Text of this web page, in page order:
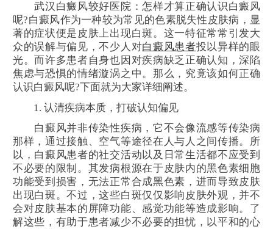
武汉白癜风较好医院：怎样才算正确认识白癜风
呢?白癜风作为一种较为常见的色素脱失性皮肤病，显
著的症状便是皮肤上出现白斑。这一特征常常引发大
众的误解与偏见，不少人对白癜风患者投以异样的眼
光。而许多患者自身也因对疾病缺乏正确认知，深陷
焦虑与恐惧的情绪漩涡之中。那么，究竟该如何正确
认识白癜风呢?下面就为大家详细阐述。
1. 认清疾病本质，打破认知偏见
白癜风并非传染性疾病，它不会像流感等传染病
那样，通过接触、空气等途径在人与人之间传播。所
以，白癜风患者的社交活动以及日常生活都不应受到
不必要的限制。其发病根源在于皮肤内的黑色素细胞
功能受到损害，无法正常合成黑色素，进而导致皮肤
出现白斑。不过，这些白斑仅仅影响皮肤外观，并不
会对皮肤基本的屏障功能、感觉功能等造成影响。了
解这些，有助于患者减少不必要的担忧，以平和的心